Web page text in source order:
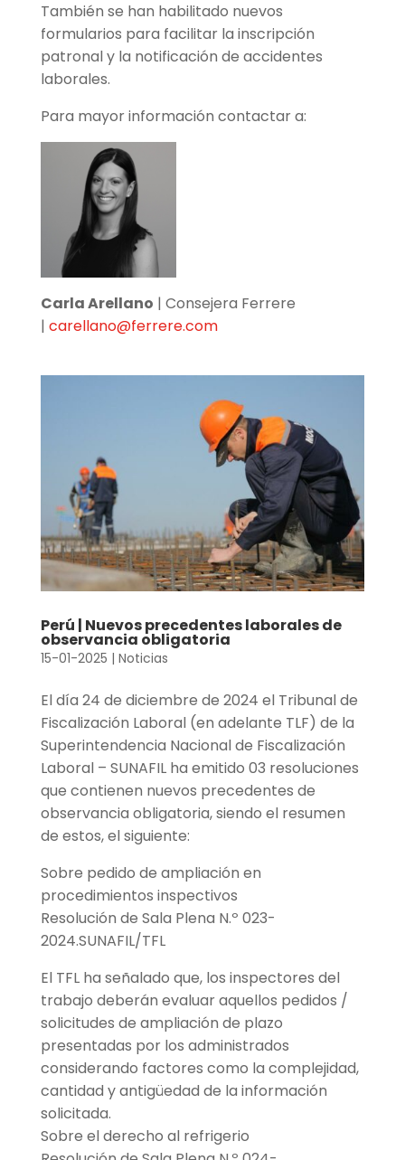
También se han habilitado nuevos
formularios para facilitar la inscripción
patronal y la notificación de accidentes
laborales.
Para mayor información contactar a:
Carla Arellano | Consejera Ferrere
| carellano@ferrere.com
Perú | Nuevos precedentes laborales de
observancia obligatoria
15-01-2025 | Noticias
El día 24 de diciembre de 2024 el Tribunal de
Fiscalización Laboral (en adelante TLF) de la
Superintendencia Nacional de Fiscalización
Laboral – SUNAFIL ha emitido 03 resoluciones
que contienen nuevos precedentes de
observancia obligatoria, siendo el resumen
de estos, el siguiente:
Sobre pedido de ampliación en
procedimientos inspectivos
Resolución de Sala Plena N.º 023-
2024.SUNAFIL/TFL
El TFL ha señalado que, los inspectores del
trabajo deberán evaluar aquellos pedidos /
solicitudes de ampliación de plazo
presentadas por los administrados
considerando factores como la complejidad,
cantidad y antigüedad de la información
solicitada.
Sobre el derecho al refrigerio